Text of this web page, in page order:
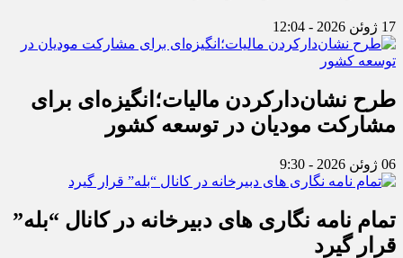
17 ژوئن 2026 - 12:04
طرح نشان‌دارکردن مالیات؛انگیزه‌ای برای
مشارکت مودیان در توسعه کشور
06 ژوئن 2026 - 9:30
تمام نامه نگاری های دبیرخانه در کانال “بله”
قرار گیرد